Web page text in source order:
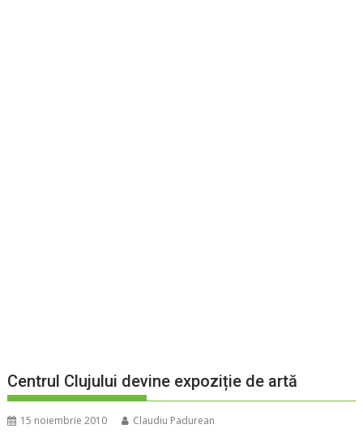
Centrul Clujului devine expoziție de artă
15 noiembrie 2010 Claudiu Padurean